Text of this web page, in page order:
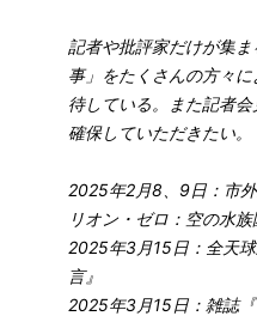
記者や批評家だけが集
事」をたくさんの方々
待している。また記者
確保していただきたい。
2025年2月8、9日：市
リオン・ゼロ：空の水族
2025年3月15日：全天
言』
2025年3月15日：雑誌『